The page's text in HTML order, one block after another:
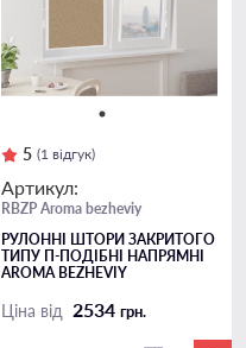
5 (1 відгук)
Артикул:
RBZP Aroma bezheviy
РУЛОННІ ШТОРИ ЗАКРИТОГО
ТИПУ П-ПОДIБНІ НАПРЯМНІ
AROMA BEZHEVIY
Ціна від 2534 грн.